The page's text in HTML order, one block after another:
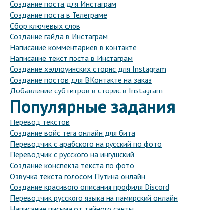
Создание поста для Инстаграм
Создание поста в Телеграме
Сбор ключевых слов
Создание гайда в Инстаграм
Написание комментариев в контакте
Написание текст поста в Инстаграм
Создание хэллоуинских сторис для Instagram
Создание постов для ВКонтакте на заказ
Добавление субтитров в сторис в Instagram
Популярные задания
Перевод текстов
Создание войс тега онлайн для бита
Переводчик с арабского на русский по фото
Переводчик с русского на ингушский
Создание конспекта текста по фото
Озвучка текста голосом Путина онлайн
Создание красивого описания профиля Discord
Переводчик русского языка на памирский онлайн